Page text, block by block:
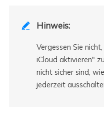
 Hinweis:
Vergessen Sie
iCloud aktivieren"
nicht sicher sind,
jederzeit